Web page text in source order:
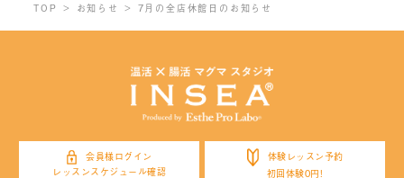
TOP お知らせ 7月の全店休館日のお知らせ
会員様ログイン
レッスンスケジュール確認
体験レッスン予約
初回体験0円!